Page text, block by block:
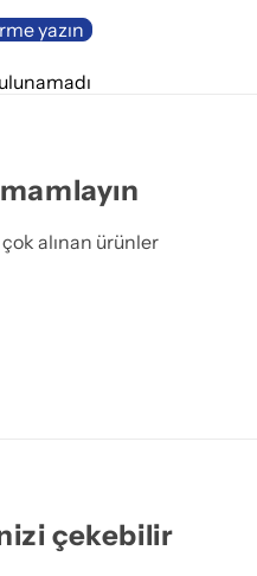
yazın
alınan ürünler
çekebilir